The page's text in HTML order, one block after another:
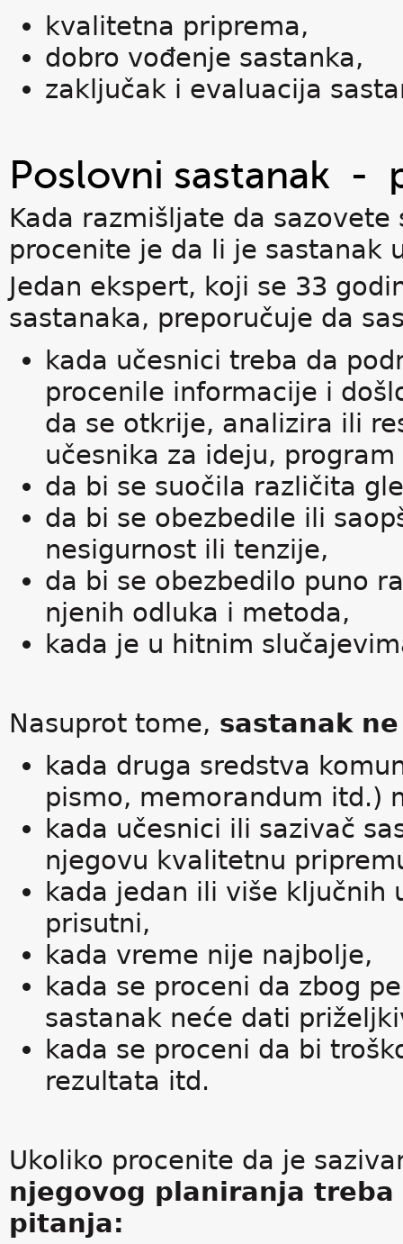
kvalitetna priprema,
dobro vođenje sastanka,
zaključak i evaluacija
Poslovni sastanak -
Kada razmišljate da
procenite je da li je sastanak
Jedan ekspert, koji se 33
sastanaka, preporučuje da
kada učesnici treba da
procenile informacije i
da se otkrije, analizira ili
učesnika za ideju,
da bi se suočila različita
da bi se obezbedile ili
nesigurnost ili tenzije,
da bi se obezbedilo puno
njenih odluka i metoda,
kada je u hitnim
Nasuprot tome, sastanak
kada druga sredstva
pismo, memorandum itd.)
kada učesnici ili sazivač
njegovu kvalitetnu
kada jedan ili više ključnih
prisutni,
kada vreme nije najbolje,
kada se proceni da zbog
sastanak neće dati
kada se proceni da bi
rezultata itd.
Ukoliko procenite da je
njegovog planiranja
pitanja: